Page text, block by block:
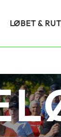
LØBET &